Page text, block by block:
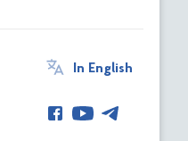
In English